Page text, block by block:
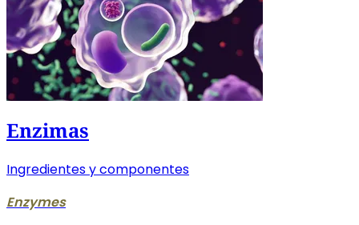
Enzimas
Ingredientes y componentes
Enzymes